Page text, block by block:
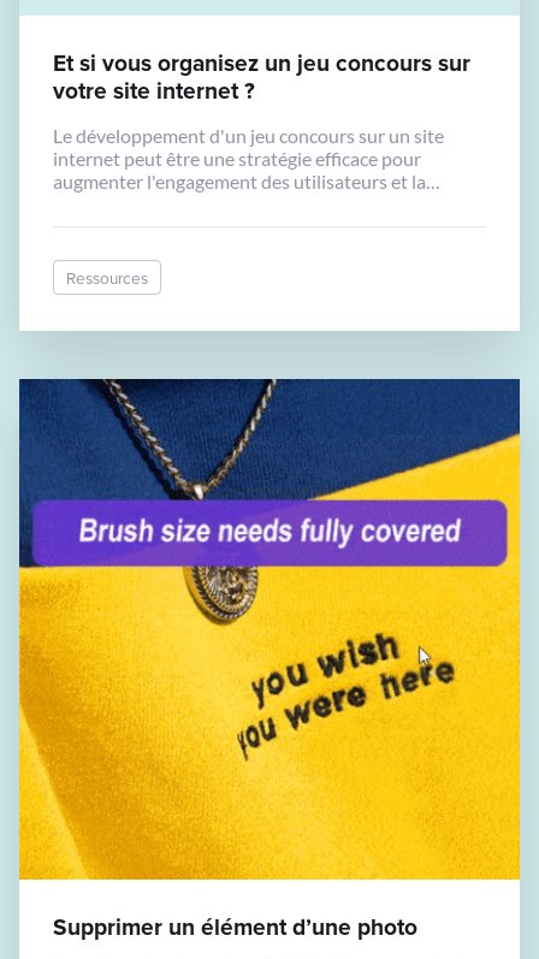
Et si vous organisez un jeu concours sur
votre site internet ?
Le développement d'un jeu concours sur un site
internet peut être une stratégie efficace pour
augmenter l'engagement des utilisateurs et la
Ressources
Supprimer un élément d’une photo